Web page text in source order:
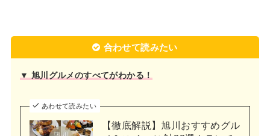
合わせて読みたい
▼ 旭川グルメのすべてがわかる！
あわせて読みたい
【徹底解説】旭川おすすめグル